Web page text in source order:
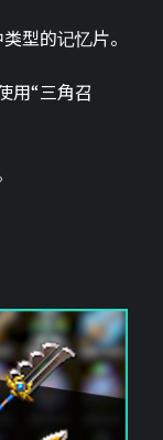
型的记忆片。
用“三角召